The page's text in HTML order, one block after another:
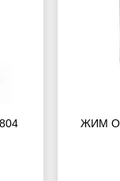
ЖИМ